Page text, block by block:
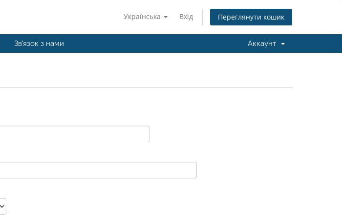
Українська Вхід Переглянути кошик
Зв'язок з нами Аккаунт